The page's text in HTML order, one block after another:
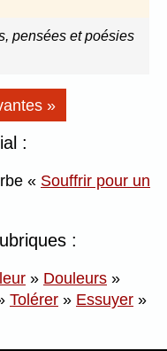
pensées et poésies
»
:
Souffrir pour un
:
» Douleurs »
Tolérer » Essuyer »